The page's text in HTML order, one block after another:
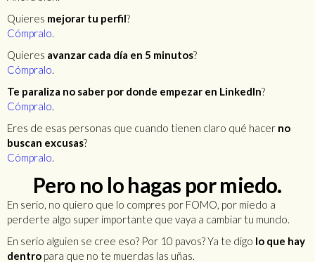
Quieres mejorar tu perfil?
Cómpralo.
Quieres avanzar cada día en 5 minutos?
Cómpralo.
Te paraliza no saber por donde empezar en LinkedIn?
Cómpralo.
Eres de esas personas que cuando tienen claro qué hacer no
buscan excusas?
Cómpralo.
Pero no lo hagas por miedo.
En serio, no quiero que lo compres por FOMO, por miedo a
perderte algo super importante que vaya a cambiar tu mundo.
En serio alguien se cree eso? Por 10 pavos? Ya te digo lo que hay
dentro para que no te muerdas las uñas.